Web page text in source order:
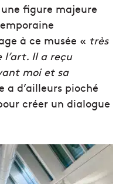
figure majeure
à ce musée « très
Il a reçu
moi et sa
a d’ailleurs pioché
créer un dialogue